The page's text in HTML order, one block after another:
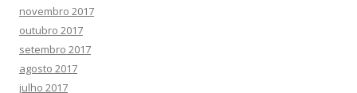
novembro 2017
outubro 2017
setembro 2017
agosto 2017
julho 2017